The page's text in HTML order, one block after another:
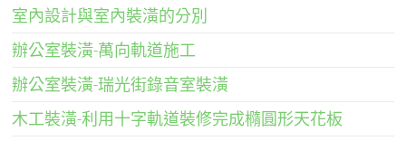
室內設計與室內裝潢的分別
辦公室裝潢-萬向軌道施工
辦公室裝潢-瑞光街錄音室裝潢
木工裝潢-利用十字軌道裝修完成橢圓形天花板